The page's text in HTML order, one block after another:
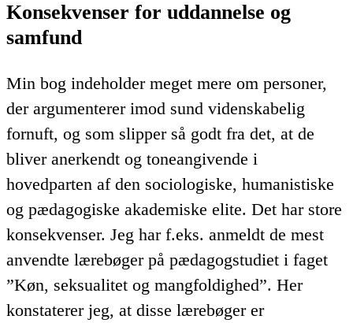
Konsekvenser for uddannelse og
samfund
Min bog indeholder meget mere om personer,
der argumenterer imod sund videnskabelig
fornuft, og som slipper så godt fra det, at de
bliver anerkendt og toneangivende i
hovedparten af den sociologiske, humanistiske
og pædagogiske akademiske elite. Det har store
konsekvenser. Jeg har f.eks. anmeldt de mest
anvendte lærebøger på pædagogstudiet i faget
”Køn, seksualitet og mangfoldighed”. Her
konstaterer jeg, at disse lærebøger er